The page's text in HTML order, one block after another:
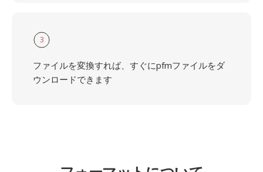
3
ファイルを変換すれば、すぐにpfmファイルをダ
ウンロードできます